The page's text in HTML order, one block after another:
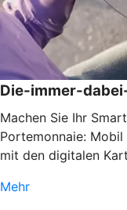
Die-immer-
Machen Sie Ihr
Portemonnaie: Mobil
mit den digitalen
Mehr